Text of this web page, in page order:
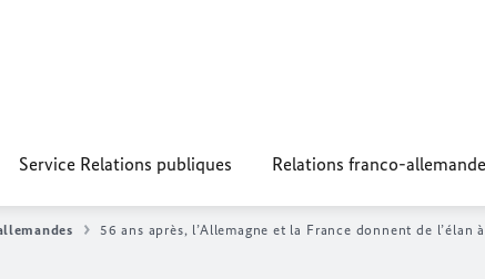
Service Relations publiques Relations franco-
56 ans après, l’Allemagne et la France donnent de l’élan